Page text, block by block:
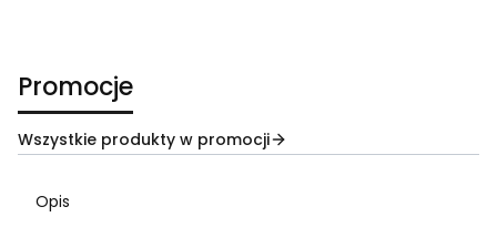
Promocje
Wszystkie produkty w promocji
Opis